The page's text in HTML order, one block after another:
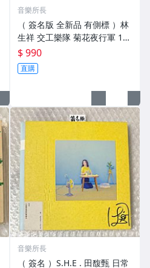
音樂所長
（ 簽名版 全新品 有側標 ）林
生祥 交工樂隊 菊花夜行軍 15
周年紀念版2CD 臺灣風潮唱片
售990元..
$ 990
直購
音樂所長
（ 簽名 ）S.H.E . 田馥甄 日常